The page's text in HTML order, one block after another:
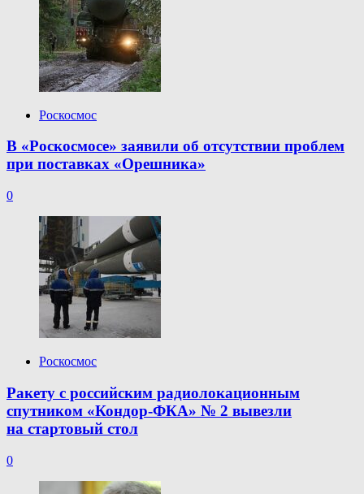
Роскосмос
В «Роскосмосе» заявили об отсутствии проблем
при поставках «Орешника»
0
Роскосмос
Ракету с российским радиолокационным
спутником «Кондор-ФКА» № 2 вывезли
на стартовый стол
0